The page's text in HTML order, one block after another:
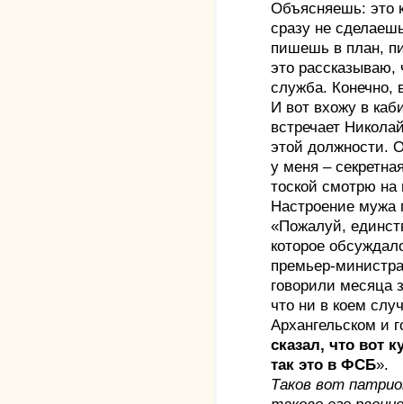
Объясняешь: это
сразу не
пишешь в план,
это рассказываю,
служба. Конечно,
И вот вхожу в
встречает
этой должности.
у меня –
тоской смотрю на
Настроение мужа
«Пожалуй,
которое
премьер-
говорили месяца
что ни в коем
Архангельском и
сказал, что вот
так это в ФСБ».
Таков вот